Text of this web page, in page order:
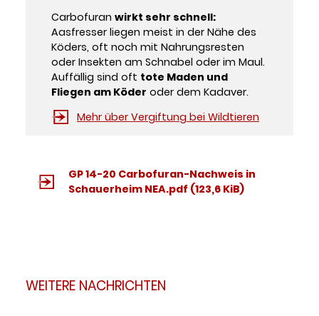
Carbofuran wirkt sehr schnell:
Aasfresser liegen meist in der Nähe des
Köders, oft noch mit Nahrungsresten
oder Insekten am Schnabel oder im Maul.
Auffällig sind oft tote Maden und
Fliegen am Köder oder dem Kadaver.
Mehr über Vergiftung bei Wildtieren
GP 14-20 Carbofuran-Nachweis in
Schauerheim NEA.pdf (123,6 KiB)
WEITERE NACHRICHTEN